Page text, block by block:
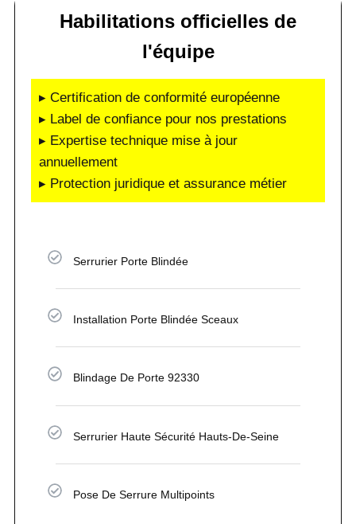
Habilitations officielles de
l'équipe
▸ Certification de conformité européenne
▸ Label de confiance pour nos prestations
▸ Expertise technique mise à jour
annuellement
▸ Protection juridique et assurance métier
Serrurier Porte Blindée
Installation Porte Blindée Sceaux
Blindage De Porte 92330
Serrurier Haute Sécurité Hauts-De-Seine
Pose De Serrure Multipoints